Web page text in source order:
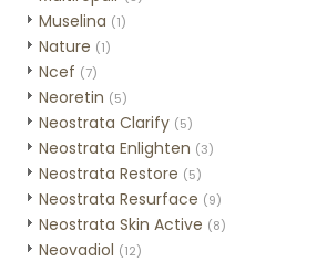
Muselina (1)
Nature (1)
Ncef (7)
Neoretin (5)
Neostrata Clarify (5)
Neostrata Enlighten (3)
Neostrata Restore (5)
Neostrata Resurface (9)
Neostrata Skin Active (8)
Neovadiol (12)